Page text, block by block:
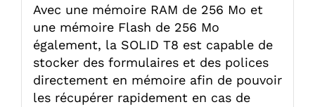
Avec une mémoire RAM de 256 Mo et
une mémoire Flash de 256 Mo
également, la SOLID T8 est capable de
stocker des formulaires et des polices
directement en mémoire afin de pouvoir
les récupérer rapidement en cas de